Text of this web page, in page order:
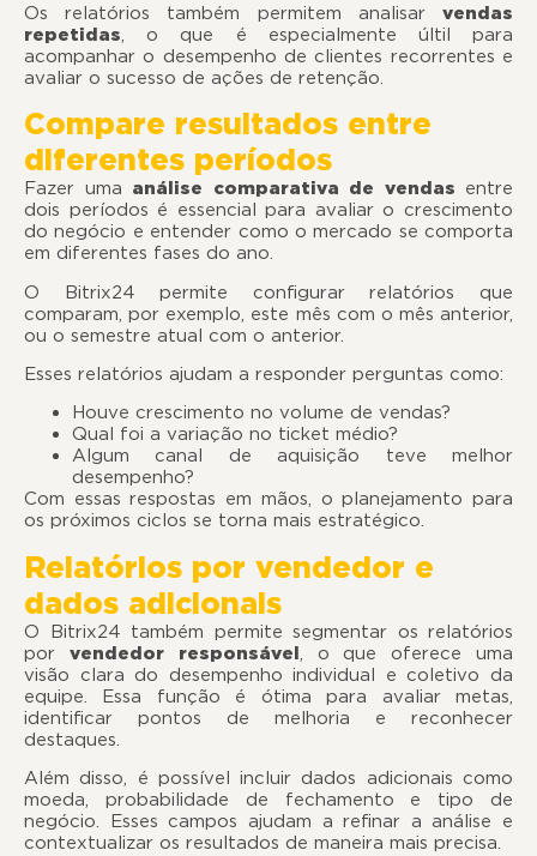
Os relatórios também permitem analisar vendas
repetidas, o que é especialmente últil para
acompanhar o desempenho de clientes recorrentes e
avaliar o sucesso de ações de retenção.
Compare resultados entre
diferentes períodos
Fazer uma análise comparativa de vendas entre
dois períodos é essencial para avaliar o crescimento
do negócio e entender como o mercado se comporta
em diferentes fases do ano.
O Bitrix24 permite configurar relatórios que
comparam, por exemplo, este mês com o mês anterior,
ou o semestre atual com o anterior.
Esses relatórios ajudam a responder perguntas como:
Houve crescimento no volume de vendas?
Qual foi a variação no ticket médio?
Algum canal de aquisição teve melhor
desempenho?
Com essas respostas em mãos, o planejamento para
os próximos ciclos se torna mais estratégico.
Relatórios por vendedor e
dados adicionais
O Bitrix24 também permite segmentar os relatórios
por vendedor responsável, o que oferece uma
visão clara do desempenho individual e coletivo da
equipe. Essa função é ótima para avaliar metas,
identificar pontos de melhoria e reconhecer
destaques.
Além disso, é possível incluir dados adicionais como
moeda, probabilidade de fechamento e tipo de
negócio. Esses campos ajudam a refinar a análise e
contextualizar os resultados de maneira mais precisa.